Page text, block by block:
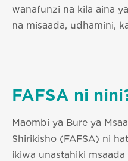
wanafunzi na kila aina
na misaada, udhamini,
FAFSA ni
Maombi ya Bure ya
Shirikisho (FAFSA) ni
ikiwa unastahiki